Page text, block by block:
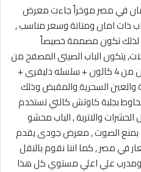
في مصر موخراً جاءت معرض
ذات امان ومتانة وسعر مناسب ,
لذلك تكون مصممة خصيصاً
يتكون الباب الصينى المصفح من
24 نقطة امان والباب التركى مكون من 4 كالون + سلسله دليفرى +
والعين السحرية والمقبض وذلك
محاوط بجلبة كاوتش كالتي تستخدم
والاتربة , الباب محشو
بمنع الصوت , معرض جودى يقدم
مصر , كما اننا نقوم بالنقل
علي اعلي مستوي كل هذا